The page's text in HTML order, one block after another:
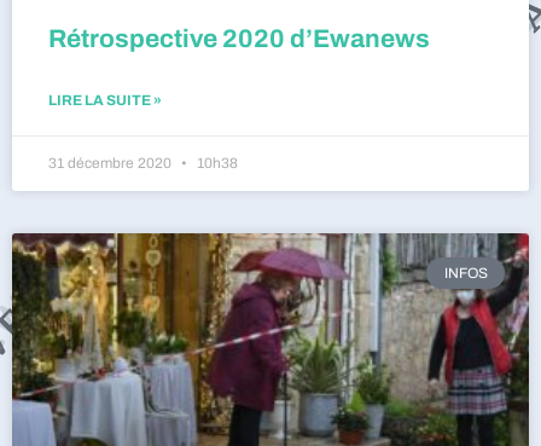
Rétrospective 2020 d’Ewanews
LIRE LA SUITE »
31 décembre 2020 10h38
INFOS